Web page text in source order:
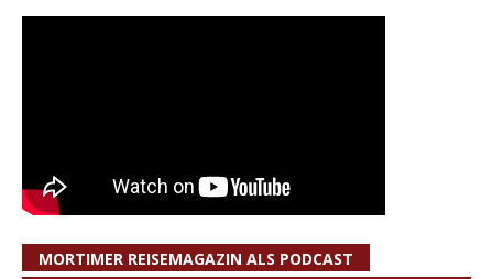
MORTIMER REISEMAGAZIN ALS PODCAST